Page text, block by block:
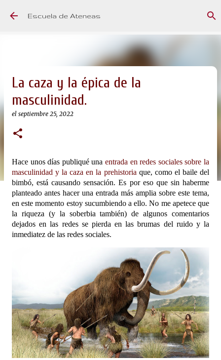
Ir al contenido principal
Escuela de Ateneas
La caza y la épica de la
masculinidad.
el septiembre 25, 2022
Hace unos días publiqué una entrada en redes sociales sobre la
masculinidad y la caza en la prehistoria que, como el baile del
bimbó, está causando sensación. Es por eso que sin haberme
planteado antes hacer una entrada más amplia sobre este tema,
en este momento estoy sucumbiendo a ello. No me apetece que
la riqueza (y la soberbia también) de algunos comentarios
dejados en las redes se pierda en las brumas del ruido y la
inmediatez de las redes sociales.